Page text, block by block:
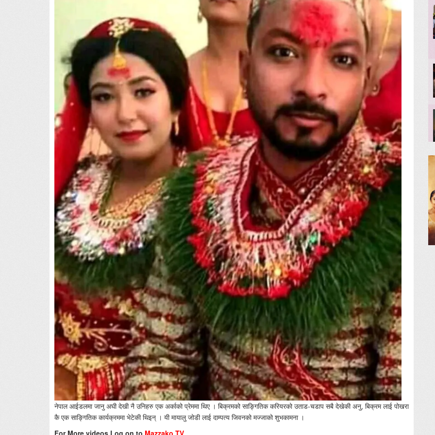
नेपाल आईडलमा जानु अघी देखी नै उनिहरु एक अर्काको प्रेममा थिए । बिक्रमको साङ्गितिक करियरको उताड-चडाप सबै देखेकी अनु, बिक्रम लाई पोखरा
कै एक साङ्गितिक कार्यक्रममा भेटेकी थिइन् । यी मायालु जोडी लाई दाम्पत्य जिवनको मज्जाको शुभकामना ।